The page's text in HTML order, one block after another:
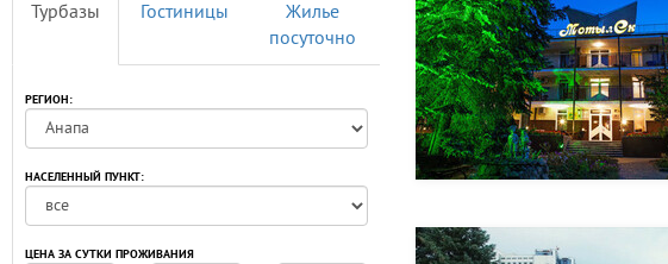
Турбазы Гостиницы
Жилье
посуточно
РЕГИОН:
НАСЕЛЕННЫЙ ПУНКТ:
ЦЕНА ЗА СУТКИ ПРОЖИВАНИЯ